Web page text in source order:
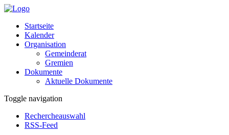
Startseite
Kalender
Organisation
Gemeinderat
Gremien
Dokumente
Aktuelle Dokumente
Toggle navigation
Rechercheauswahl
RSS-Feed